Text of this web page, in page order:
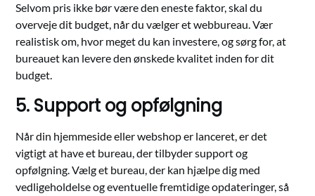
Selvom pris ikke bør være den eneste faktor, skal du
overveje dit budget, når du vælger et webbureau. Vær
realistisk om, hvor meget du kan investere, og sørg for, at
bureauet kan levere den ønskede kvalitet inden for dit
budget.
5. Support og opfølgning
Når din hjemmeside eller webshop er lanceret, er det
vigtigt at have et bureau, der tilbyder support og
opfølgning. Vælg et bureau, der kan hjælpe dig med
vedligeholdelse og eventuelle fremtidige opdateringer, så